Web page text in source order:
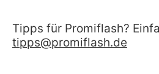
Tipps für Promiflash?
tipps@promiflash.de